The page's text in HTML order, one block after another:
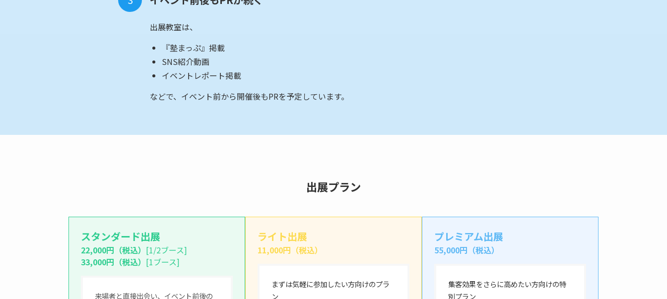
出展教室は、
『塾まっぷ』掲載
SNS紹介動画
イベントレポート掲載
などで、イベント前から開催後もPRを予定しています。
出展プラン
スタンダード出展
22,000円（税込） [1/2ブース]
33,000円（税込） [1ブース]
来場者と直接出会い、イベント前後の
ライト出展
11,000円（税込）
まずは気軽に参加したい方向けのプラ
ン
プレミアム出展
55,000円（税込）
集客効果をさらに高めたい方向けの特
別プラン